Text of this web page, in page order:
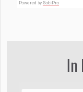
Powered by SobiPro
In